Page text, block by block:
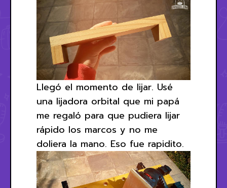
Llegó el momento de lijar. Usé
una lijadora orbital que mi papá
me regaló para que pudiera lijar
rápido los marcos y no me
doliera la mano. Eso fue rapidito.